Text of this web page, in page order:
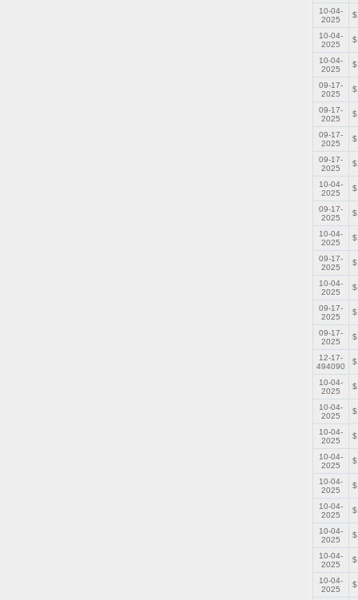
10-04-
2025
10-04-
2025
10-04-
2025
09-17-
2025
09-17-
2025
09-17-
2025
09-17-
2025
10-04-
2025
09-17-
2025
10-04-
2025
09-17-
2025
10-04-
2025
09-17-
2025
09-17-
2025
12-17-
494090
10-04-
2025
10-04-
2025
10-04-
2025
10-04-
2025
10-04-
2025
10-04-
2025
10-04-
2025
10-04-
2025
10-04-
2025